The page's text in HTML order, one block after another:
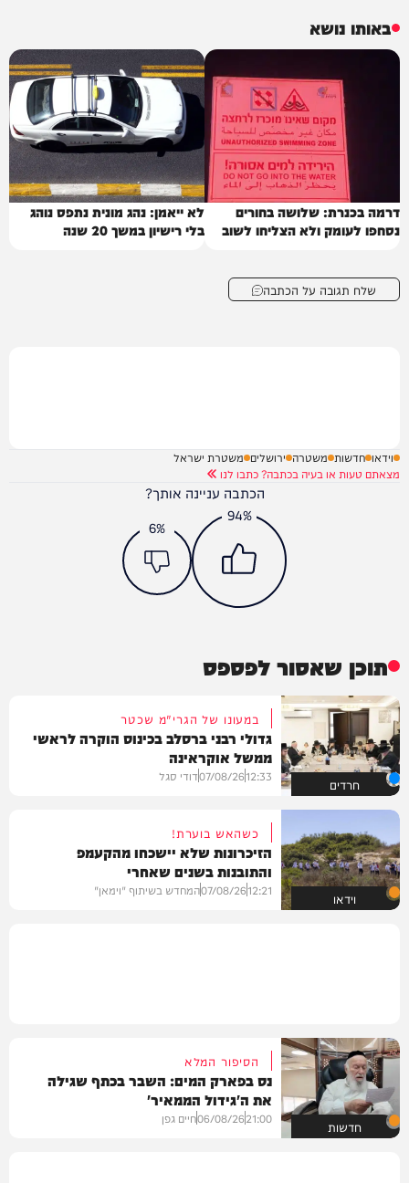
באותו נושא
דרמה בכנרת: שלושה בחורים
נסחפו לעומק ולא הצליחו לשוב
לא ייאמן: נהג מונית נתפס נוהג
בלי רישיון במשך 20 שנה
שלח תגובה על הכתבה
וידאו חדשות משטרה ירושלים משטרת ישראל
מצאתם טעות או בעיה בכתבה? כתבו לנו
הכתבה עניינה אותך?
94%
6%
תוכן שאסור לפספס
חרדים
במעונו של הגרי"מ שכטר
גדולי רבני ברסלב בכינוס הוקרה לראשי
ממשל אוקראינה
12:33
07/08/26דודי סגל
וידאו
כשהאש בוערת!
הזיכרונות שלא יישכחו מהקעמפ
והתובנות בשנים שאחרי
12:21
07/08/26המחדש בשיתוף "וימאן"
חדשות
הסיפור המלא
נס בפארק המים: השבר בכתף שגילה
את ה'גידול הממאיר'
21:00
06/08/26חיים גפן